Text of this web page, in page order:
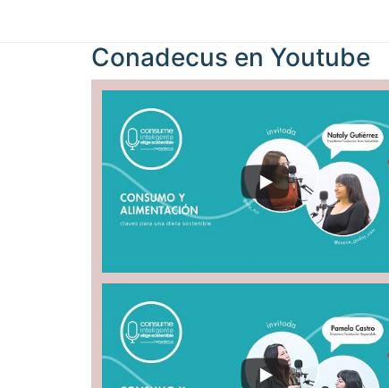
Conadecus en Youtube